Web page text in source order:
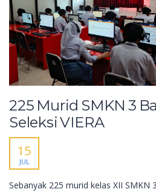
225 Murid SMKN 3
Seleksi VIERA
15
JUL
Sebanyak 225 murid kelas XII SMKN